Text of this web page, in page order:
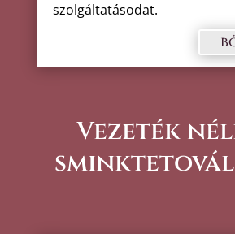
szolgáltatásodat.
Vezeték